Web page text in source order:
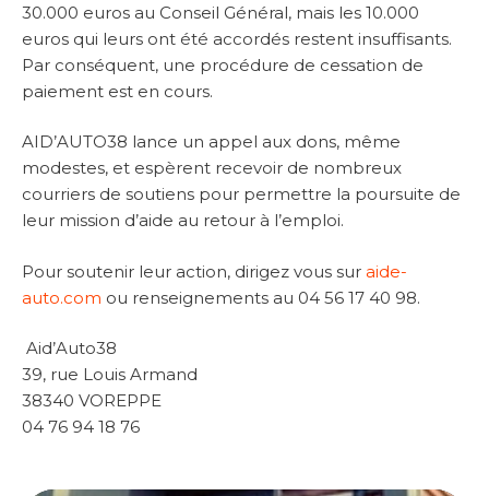
30.000 euros au Conseil Général, mais les 10.000
euros qui leurs ont été accordés restent insuffisants.
Par conséquent, une procédure de cessation de
paiement est en cours.
AID’AUTO38 lance un appel aux dons, même
modestes, et espèrent recevoir de nombreux
courriers de soutiens pour permettre la poursuite de
leur mission d’aide au retour à l’emploi.
Pour soutenir leur action, dirigez vous sur aide-
auto.com ou renseignements au 04 56 17 40 98.
Aid’Auto38
39, rue Louis Armand
38340 VOREPPE
04 76 94 18 76